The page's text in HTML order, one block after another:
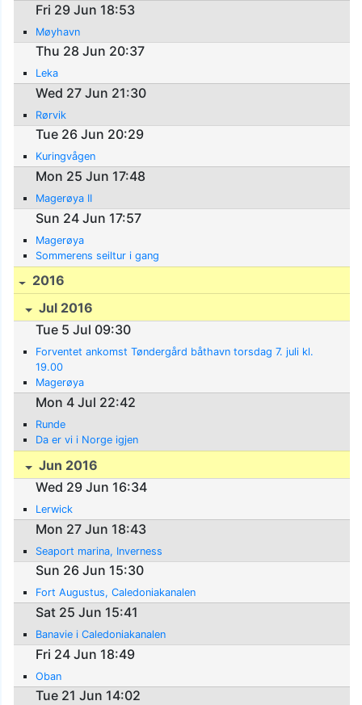
Fri 29 Jun 18:53
Møyhavn
Thu 28 Jun 20:37
Leka
Wed 27 Jun 21:30
Rørvik
Tue 26 Jun 20:29
Kuringvågen
Mon 25 Jun 17:48
Magerøya II
Sun 24 Jun 17:57
Magerøya
Sommerens seiltur i gang
2016
Jul 2016
Tue 5 Jul 09:30
Forventet ankomst Tøndergård båthavn torsdag 7. juli kl.
19.00
Magerøya
Mon 4 Jul 22:42
Runde
Da er vi i Norge igjen
Jun 2016
Wed 29 Jun 16:34
Lerwick
Mon 27 Jun 18:43
Seaport marina, Inverness
Sun 26 Jun 15:30
Fort Augustus, Caledoniakanalen
Sat 25 Jun 15:41
Banavie i Caledoniakanalen
Fri 24 Jun 18:49
Oban
Tue 21 Jun 14:02